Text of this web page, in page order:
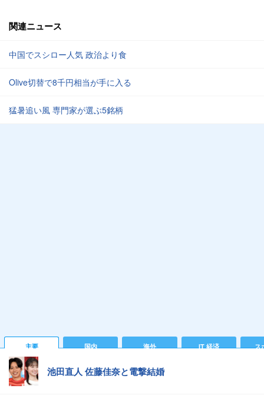
関連ニュース
中国でスシロー人気 政治より食
Olive切替で8千円相当が手に入る
猛暑追い風 専門家が選ぶ5銘柄
主要 国内 海外 IT 経済 ス
池田直人 佐藤佳奈と電撃結婚